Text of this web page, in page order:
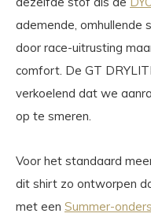
ademende, omhullende
door race-uitrusting
comfort. De GT
verkoelend dat we
op te smeren.
Voor het standaard
dit shirt zo ontworpen
met een Summer-